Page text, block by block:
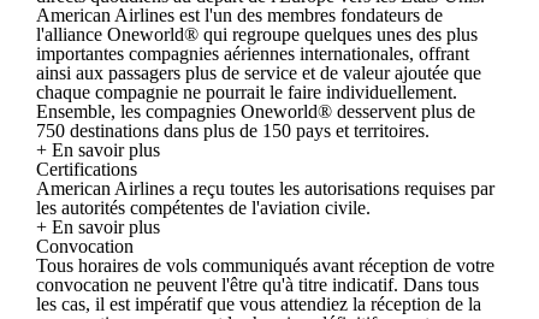
American Airlines est l'un des membres fondateurs de
l'alliance Oneworld® qui regroupe quelques unes des plus
importantes compagnies aériennes internationales, offrant
ainsi aux passagers plus de service et de valeur ajoutée que
chaque compagnie ne pourrait le faire individuellement.
Ensemble, les compagnies Oneworld® desservent plus de
750 destinations dans plus de 150 pays et territoires.
+ En savoir plus
Certifications
American Airlines a reçu toutes les autorisations requises par
les autorités compétentes de l'aviation civile.
+ En savoir plus
Convocation
Tous horaires de vols communiqués avant réception de votre
convocation ne peuvent l'être qu'à titre indicatif. Dans tous
les cas, il est impératif que vous attendiez la réception de la